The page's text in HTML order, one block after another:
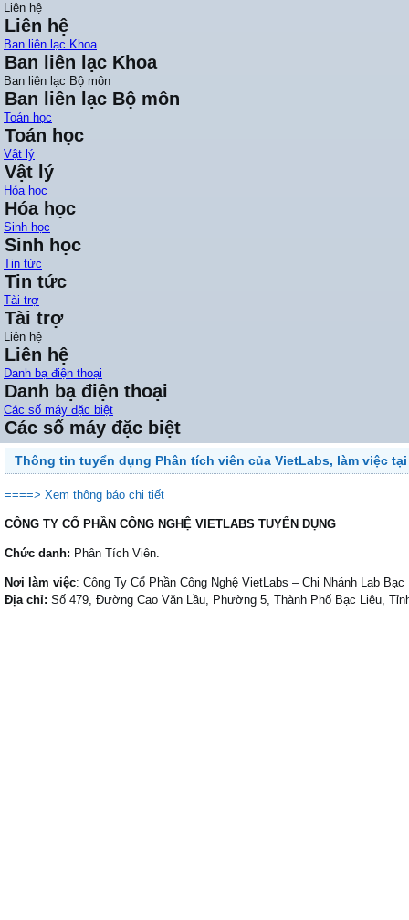
Liên hệ
Liên hệ
Ban liên lạc Khoa
Ban liên lạc Khoa
Ban liên lạc Bộ môn
Ban liên lạc Bộ môn
Toán học
Toán học
Vật lý
Vật lý
Hóa học
Hóa học
Sinh học
Sinh học
Tin tức
Tin tức
Tài trợ
Tài trợ
Liên hệ
Liên hệ
Danh bạ điện thoại
Danh bạ điện thoại
Các số máy đặc biệt
Các số máy đặc biệt
Thông tin tuyển dụng Phân tích viên của VietLabs, làm việc
====> Xem thông báo chi tiết
CÔNG TY CỔ PHẦN CÔNG NGHỆ VIETLABS TUYỂN DỤNG
Chức danh: Phân Tích Viên.
Nơi làm việc: Công Ty Cổ Phần Công Nghệ VietLabs – Chi Nhánh Lab Bạc
Địa chỉ: Số 479, Đường Cao Văn Lầu, Phường 5, Thành Phố Bạc Liêu,